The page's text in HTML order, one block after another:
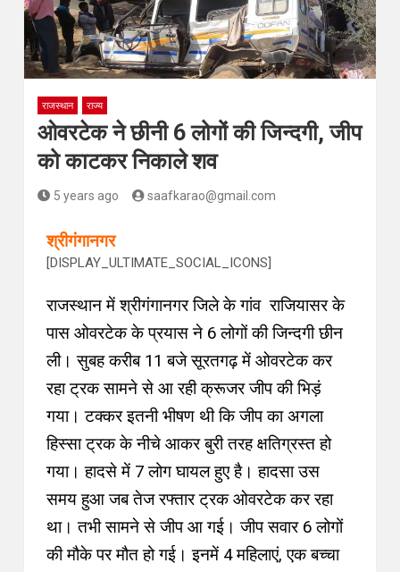
राजस्थान राज्य
ओवरटेक ने छीनी 6 लोगों की जिन्दगी, जीप
को काटकर निकाले शव
5 years ago saafkarao@gmail.com
श्रीगंगानगर
[DISPLAY_ULTIMATE_SOCIAL_ICONS]
राजस्थान में श्रीगंगानगर जिले के गांव राजियासर के
पास ओवरटेक के प्रयास ने 6 लोगों की जिन्दगीछीन
ली।सुबह करीब 11 बजे सूरतगढ़ में ओवरटेक कर
रहा ट्रक सामने से आ रही क्रूजर जीप की भिड़ं
गया। टक्कर इतनी भीषण थी कि जीप का अगला
हिस्सा ट्रक के नीचे आकर बुरी तरह क्षतिग्रस्त हो
गया। हादसे में 7 लोग घायल हुए है। हादसा उस
समय हुआ जबतेज रफ्तारट्रक ओवरटेक कर रहा
था। तभी सामने से जीप आ गई। जीप सवार 6 लोगों
की मौके पर मौत हो गई। इनमें 4 महिलाएं, एक बच्चा